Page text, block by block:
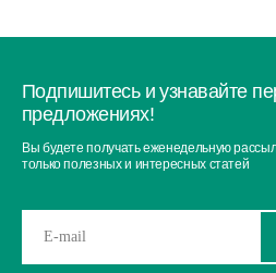
Подпишитесь и узнавайте
предложениях!
Вы будете получать еженедельную
только полезных и интересных статей